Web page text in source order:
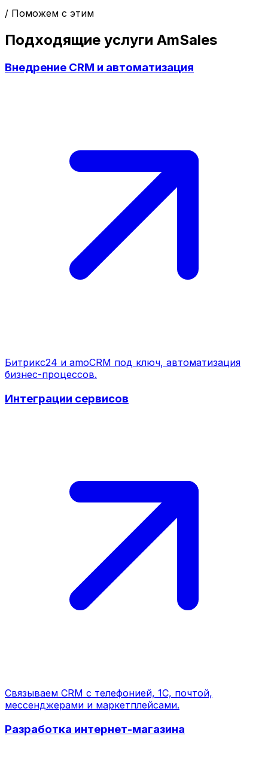
/ Поможем с этим
Подходящие услуги AmSales
Внедрение CRM и автоматизация
Битрикс24 и amoCRM под ключ, автоматизация
бизнес-процессов.
Интеграции сервисов
Связываем CRM с телефонией, 1С, почтой,
мессенджерами и маркетплейсами.
Разработка интернет-магазина